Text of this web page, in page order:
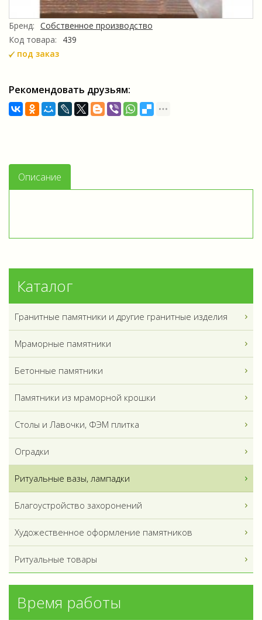
Бренд: Собственное производство
Код товара:
439
под заказ
Рекомендовать друзьям:
Описание
Каталог
Гранитные памятники и другие гранитные изделия
Мраморные памятники
Бетонные памятники
Памятники из мраморной крошки
Столы и Лавочки, ФЭМ плитка
Оградки
Ритуальные вазы, лампадки
Благоустройство захоронений
Художественное оформление памятников
Ритуальные товары
Время работы